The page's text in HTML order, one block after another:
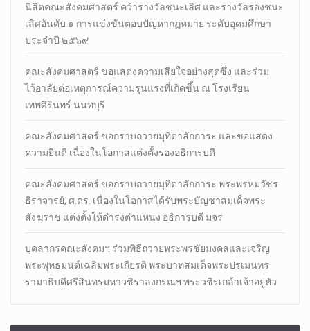
นิสิตคณะสังคมศาสตร์​ คว้ารางวัลชนะเลิศ และรางวัลรองชนะ
เลิศอันดับ ๑ การแข่งขันตอบปัญหากฏหมาย ระดับอุดมศึกษา
ประจำปี ๒๕๖๙
คณะสังคมศาสตร์ ขอแสดงความเสียใจอย่างสุดซึ่ง และร่วม
ไว้อาลัยต่อเหตุการณ์ความรุนแรงที่เกิดขึ้น ณ โรงเรียน
เทพศิรินทร์ นนทบุรี
คณะสังคมศาสตร์ ขอกราบถวายมุทิตาสักการะ และขอแสดง
ความยินดี เนื่องในโอกาสแต่งตั้งรองอธิการบดี
คณะสังคมศาสตร์ ขอกราบถวายมุทิตาสักการะ พระพรหมวัชร
ธีราจารย์, ศ.ดร. เนื่องในโอกาสได้รับพระบัญชาสมเด็จพระ
สังฆราช แต่งตั้งให้ดำรงตำแหน่ง อธิการบดี มจร
บุคลากรคณะสังคมฯ ร่วมพิธีถวายพระพรชัยมงคลและเจริญ
พระพุทธมนต์เฉลิมพระเกียรติ พระบาทสมเด็จพระปรเมนทร
รามาธิบดีศรีสินทรมหาวชิราลงกรณฯ พระวชิรเกล้าเจ้าอยู่หัว